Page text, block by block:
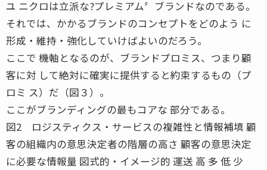
ユ ニクロは立派な?プレミアム〞ブランドなのである。
それでは、かかるブランドのコンセプトをどのよう に
形成・維持・強化していけばよいのだろう。
ここで 機軸となるのが、ブランドプロミス、つまり顧
客に対 して絶対に確実に提供すると約束するもの（プ
ロミ ス）だ（図３）。
ここがブランディングの最もコアな 部分である。
図2 ロジスティクス・サービスの複雑性と情報補填 顧
客の組織内の意思決定者の階層の高さ 顧客の意思決定
に必要な情報量 図式的・イメージ的 運送 高 多 低 少